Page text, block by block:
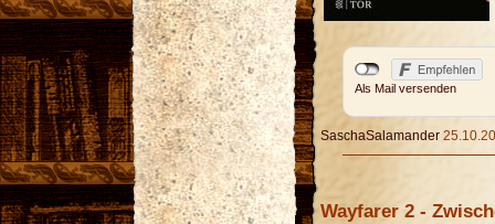
Als Mail versenden
SaschaSalamander
Wayfarer 2 -